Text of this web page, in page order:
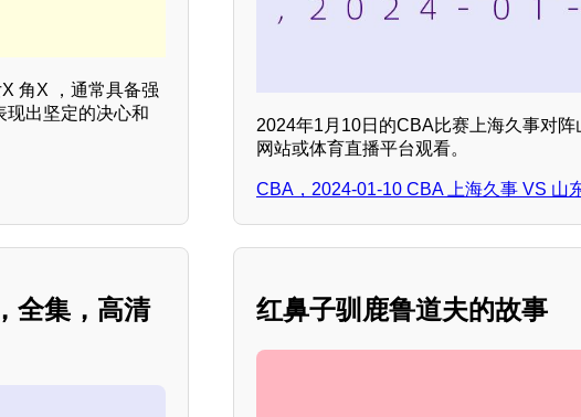
角X ，通常具备强
现出坚定的决心和
2024年1月10日的CBA比赛上海久事对
网站或体育直播平台观看。
CBA，2024-01-10 CBA 上海久事 VS 山
全集，高清
红鼻子驯鹿鲁道夫的故事